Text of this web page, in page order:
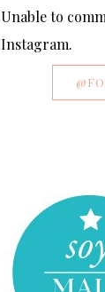
Unable to
Instagram.